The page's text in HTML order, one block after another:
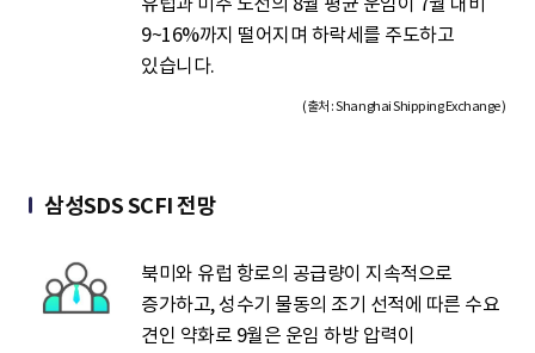
9~16%까지 떨어지며 하락세를 주도하고
있습니다.
(출처 : Shanghai Shipping Exchange )
삼성SDS SCFI 전망
북미와 유럽 항로의 공급량이 지속적으로
증가하고, 성수기 물동의 조기 선적에 따른 수요
견인 약화로 9월은 운임 하방 압력이